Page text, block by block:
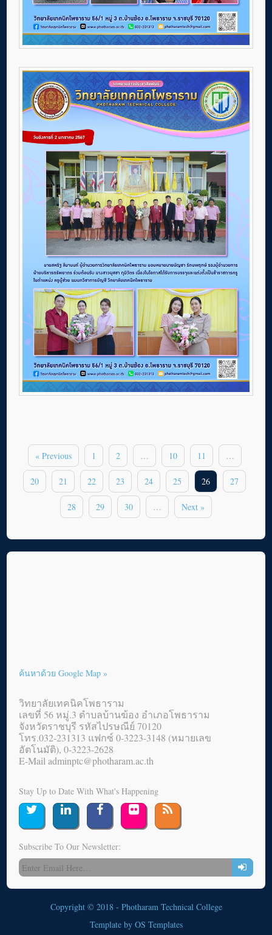
« Previous 1 2 … 10 11 …
20 21 22 23 24 25 26 27
28 29 30 … Next »
ค้นหาด้วย Google Map »
วิทยาลัยเทคนิคโพธาราม
เลขที่ 56 หมู่.3 ตำบลบ้านฆ้อง อำเภอโพธาราม
จังหวัดราชบุรี รหัสไปรษณีย์ 70120
โทร.032-231313 แฟกซ์ 0-3223-3148 (หมายเลข
อัตโนมัติ), 0-3223-2628
E-Mail adminptc@photharam.ac.th
Stay Up to Date With What's Happening
Subscribe To Our Newsletter:
Copyright © 2018 - Photharam Technical College
Template by OS Templates